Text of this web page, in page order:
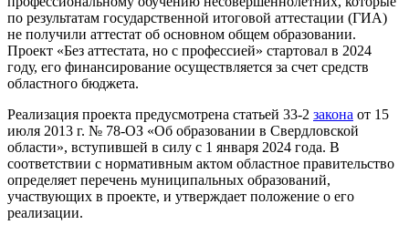
по результатам государственной итоговой аттестации (ГИА)
не получили аттестат об основном общем образовании.
Проект «Без аттестата, но с профессией» стартовал в 2024
году, его финансирование осуществляется за счет средств
областного бюджета.
Реализация проекта предусмотрена статьей 33-2 закона от 15
июля 2013 г. № 78-ОЗ «Об образовании в Свердловской
области», вступившей в силу с 1 января 2024 года. В
соответствии с нормативным актом областное правительство
определяет перечень муниципальных образований,
участвующих в проекте, и утверждает положение о его
реализации.